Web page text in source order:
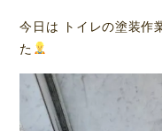
今日は トイレの塗装作
た